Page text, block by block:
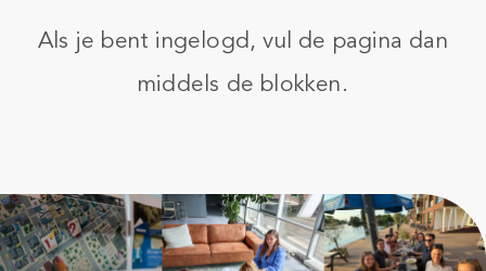
Als je bent ingelogd, vul de pagina dan
middels de blokken.